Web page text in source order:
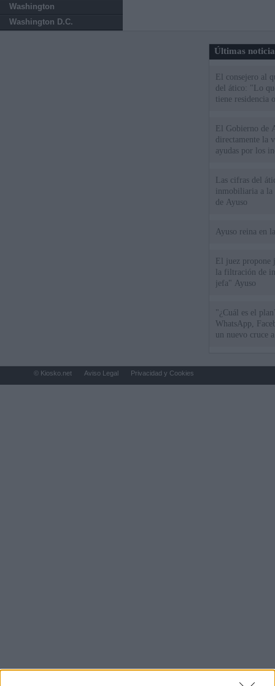
Washington
Washington D.C.
Últimas
El consejero al
del ático: "Lo
tiene residencia
El Gobierno de
directamente la
ayudas por los
Las cifras del
inmobiliaria a la
de Ayuso
Ayuso reina en
El juez propone
la filtración de
jefa" Ayuso
"¿Cuál es el
WhatsApp,
un nuevo cruce
© Kiosko.net Aviso Legal Privacidad y Cookies